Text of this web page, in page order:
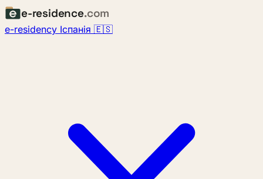
e-residence.com
e-residency Іспанія 🇪🇸